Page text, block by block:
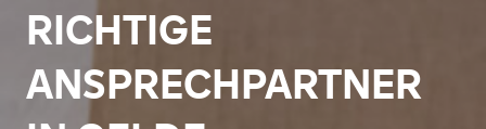
RICHTIGE
ANSPRECHPARTNER